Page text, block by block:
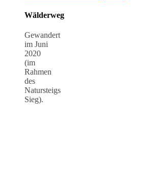
Wälderweg
Gewandert
im Juni
2020
(im
Rahmen
des
Natursteigs
Sieg).